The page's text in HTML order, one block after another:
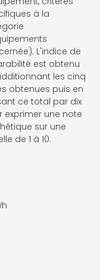
à la
L'indice de
est obtenu
les cinq
obtenues puis en
ce total par dix
exprimer une note
sur une
de 1 à 10.